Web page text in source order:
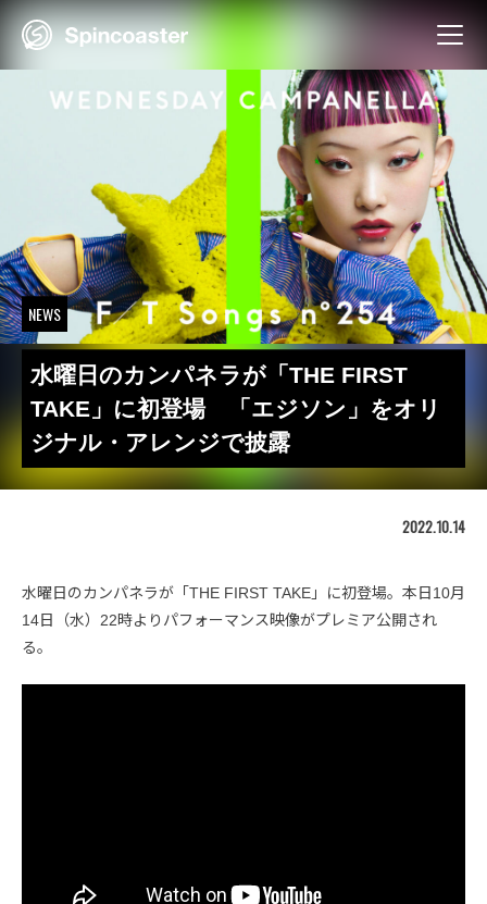
Skip
NEWS
水曜日のカンパネラが「THE FIRST
TAKE」に初登場 「エジソン」をオリ
ジナル・アレンジで披露
2022.10.14
水曜日のカンパネラが「THE FIRST TAKE」に初登場。本日10月
14日（水）22時よりパフォーマンス映像がプレミア公開され
る。